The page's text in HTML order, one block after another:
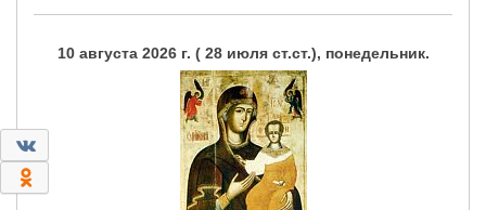
10 августа 2026 г. ( 28 июля ст.ст.), понедельник.